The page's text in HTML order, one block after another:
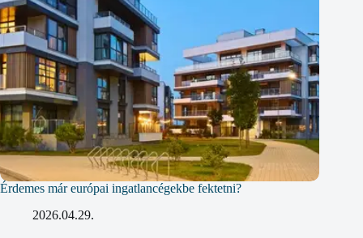
Érdemes már európai ingatlancégekbe fektetni?
2026.04.29.